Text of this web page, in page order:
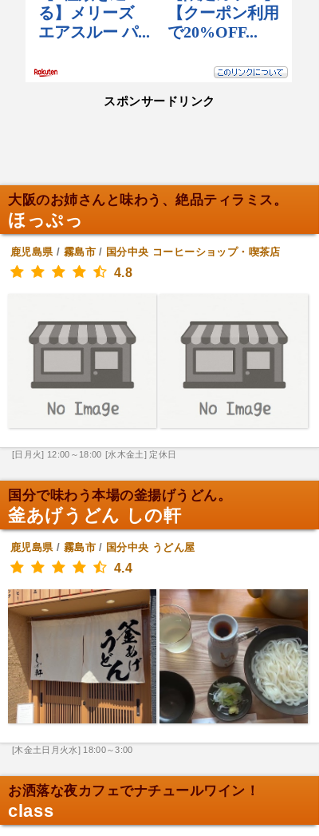
スポンサードリンク
大阪のお姉さんと味わう、絶品ティラミス。
ほっぷっ
鹿児島県/ 霧島市/ 国分中央 コーヒーショップ・喫茶店
4.8
[日月火] 12:00～18:00 [水木金土] 定休日
国分で味わう本場の釜揚げうどん。
釜あげうどん しの軒
鹿児島県/ 霧島市/ 国分中央 うどん屋
4.4
[木金土日月火水] 18:00～3:00
お洒落な夜カフェでナチュールワイン！
class